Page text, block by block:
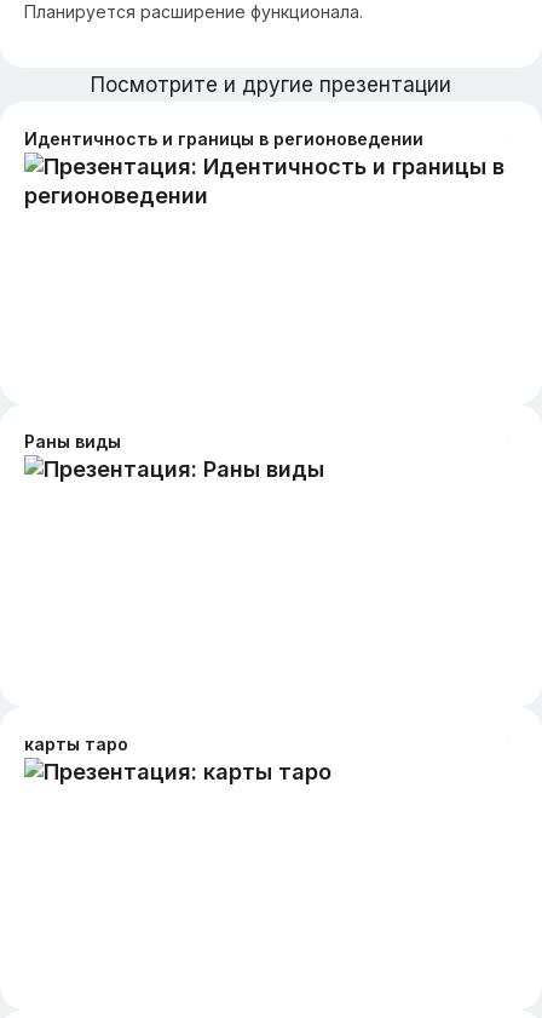
Планируется расширение функционала.
Посмотрите и другие презентации
Идентичность и границы в регионоведении
Раны виды
карты таро